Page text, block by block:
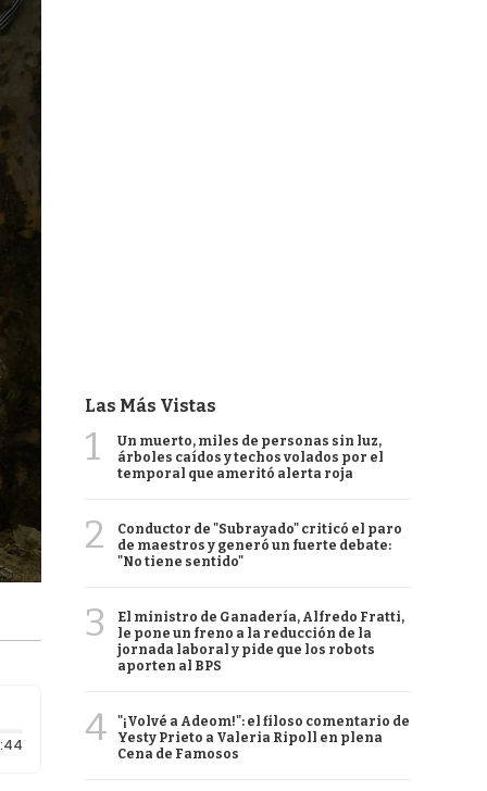
Duración: 44 segundos
Las Más Vistas
1
Un muerto, miles de personas sin luz,
árboles caídos y techos volados por el
temporal que ameritó alerta roja
2
Conductor de "Subrayado" criticó el paro
de maestros y generó un fuerte debate:
"No tiene sentido"
3
El ministro de Ganadería, Alfredo Fratti,
le pone un freno a la reducción de la
jornada laboral y pide que los robots
aporten al BPS
4
"¡Volvé a Adeom!": el filoso comentario de
Yesty Prieto a Valeria Ripoll en plena
Cena de Famosos